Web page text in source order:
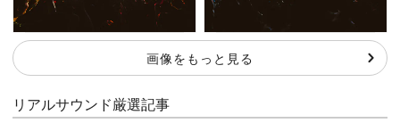
画像をもっと見る
リアルサウンド厳選記事